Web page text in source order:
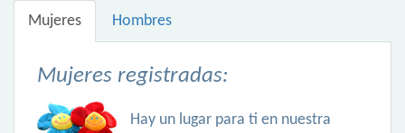
Mujeres Hombres
Mujeres registradas:
Hay un lugar para ti en nuestra